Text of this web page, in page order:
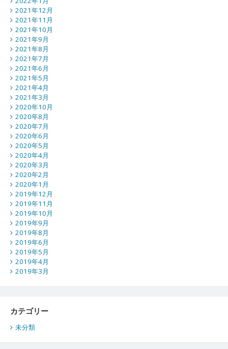
2021年12月
2021年11月
2021年10月
2021年9月
2021年8月
2021年7月
2021年6月
2021年5月
2021年4月
2021年3月
2020年10月
2020年8月
2020年7月
2020年6月
2020年5月
2020年4月
2020年3月
2020年2月
2020年1月
2019年12月
2019年11月
2019年10月
2019年9月
2019年8月
2019年6月
2019年5月
2019年4月
2019年3月
カテゴリー
未分類